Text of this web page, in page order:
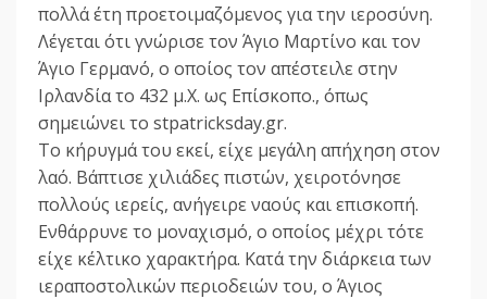
πολλά έτη προετοιμαζόμενος για την ιεροσύνη.
Λέγεται ότι γνώρισε τον Άγιο Μαρτίνο και τον
Άγιο Γερμανό, ο οποίος τον απέστειλε στην
Ιρλανδία το 432 μ.Χ. ως Επίσκοπο., όπως
σημειώνει το stpatricksday.gr.
Το κήρυγμά του εκεί, είχε μεγάλη απήχηση στον
λαό. Βάπτισε χιλιάδες πιστών, χειροτόνησε
πολλούς ιερείς, ανήγειρε ναούς και επισκοπή.
Ενθάρρυνε το μοναχισμό, ο οποίος μέχρι τότε
είχε κέλτικο χαρακτήρα. Κατά την διάρκεια των
ιεραποστολικών περιοδειών του, ο Άγιος